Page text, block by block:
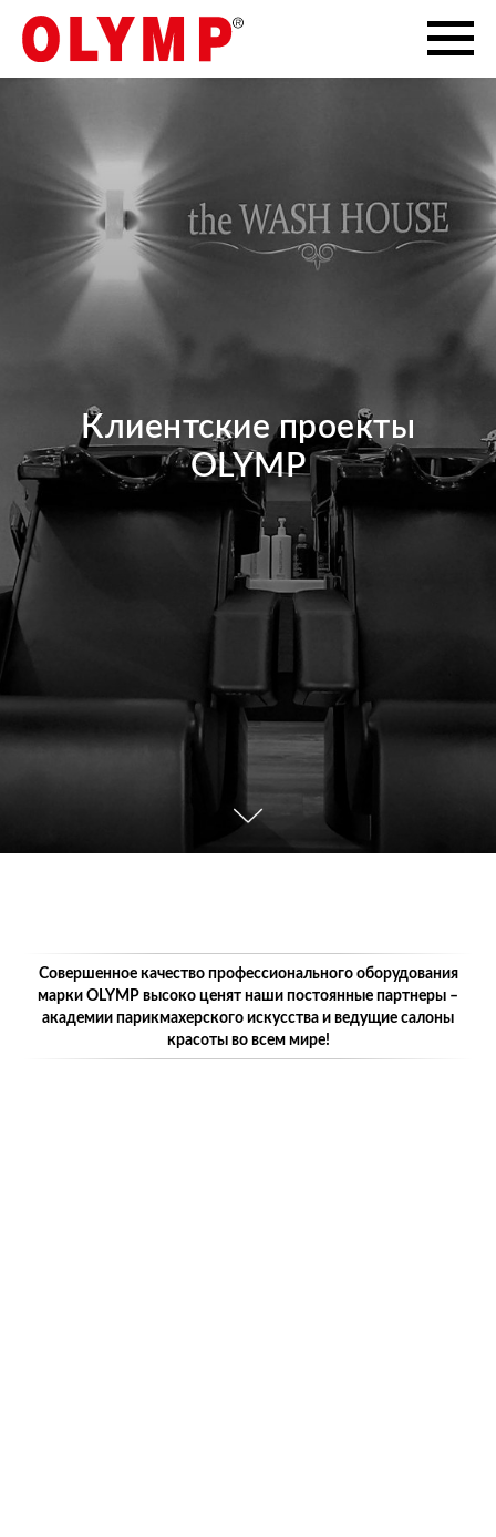
Клиентские проекты
OLYMP
Совершенное качество профессионального оборудования
марки OLYMP высоко ценят наши постоянные партнеры –
академии парикмахерского искусства и ведущие салоны
красоты во всем мире!